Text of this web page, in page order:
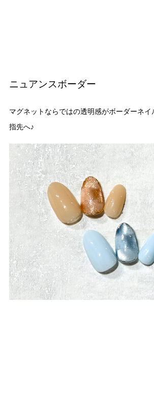
ニュアンスボーダー
マグネットならではの透明感がボーダーネ
指先へ♪